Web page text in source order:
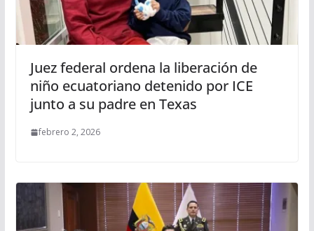
Juez federal ordena la liberación de
niño ecuatoriano detenido por ICE
junto a su padre en Texas
febrero 2, 2026